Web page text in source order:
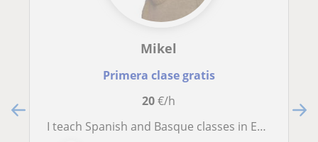
Mikel
Primera clase gratis
20€/h
I teach Spanish and Basque classes in English